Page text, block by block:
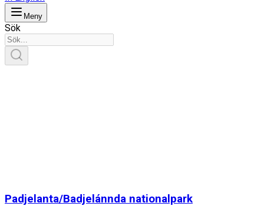
Meny
Sök
Padjelanta/Badjelánnda nationalpark